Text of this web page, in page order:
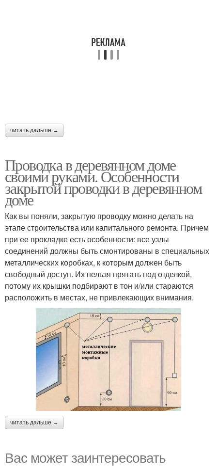
читать дальше →
Проводка в деревянном доме
своими руками. Особенности
закрытой проводки в деревянном
доме
Как вы поняли, закрытую проводку можно делать на
этапе строительства или капитального ремонта. Причем
при ее прокладке есть особенности: все узлы
соединений должны быть смонтированы в специальных
металлических коробках, к которым должен быть
свободный доступ. Их нельзя прятать под отделкой,
потому их крышки подбирают в тон и/или стараются
расположить в местах, не привлекающих внимания.
читать дальше →
Вас может заинтересовать